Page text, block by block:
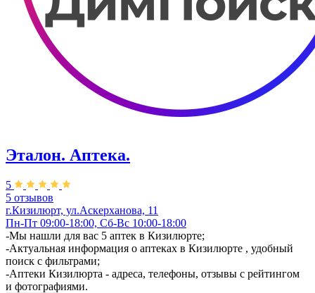
Эталон. ​Аптека.
5
5 отзывов
г.Кизилюрт, ул.​Аскерханова, 11
Пн-Пт 09:00-18:00, Сб-Вс 10:00-18:00
-Мы нашли для вас 5 аптек в Кизилюрте;
-Актуальная информация о аптеках в Кизилюрте , удобный
поиск с фильтрами;
-Аптеки Кизилюрта - адреса, телефоны, отзывы с рейтингом
и фотографиями.